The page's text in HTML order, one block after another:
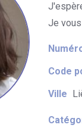
Je
Code
Ville